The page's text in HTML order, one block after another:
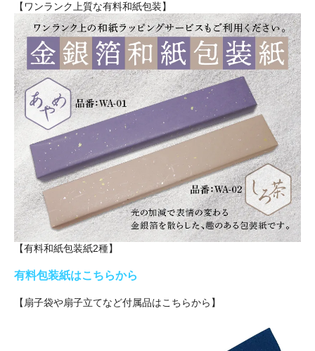
【ワンランク上質な有料和紙包装】
【有料和紙包装紙2種】
有料包装紙はこちらから
【扇子袋や扇子立てなど付属品はこちらから】